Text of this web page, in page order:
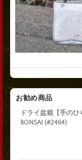
お勧め商品
ドライ盆栽【手のひ
BONSAI (#2464)